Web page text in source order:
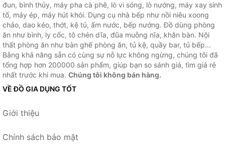
đun, bình thủy, máy pha cà phê, lò vi sóng, lò nướng, máy xay sinh
tố, máy ép, máy hút khói. Dụng cụ nhà bếp như nồi niêu xoong
chảo, dao kéo, thớt, kệ tủ, ấm nước, bếp nướng. Đồ dùng phòng
ăn như bình, ly cốc, tô chén dĩa, đũa muỗng nĩa, khăn bàn. Nội
thất phòng ăn như bàn ghế phòng ăn, tủ kệ, quầy bar, tủ bếp...
Bằng khả năng sẵn có cùng sự nỗ lực không ngừng, chúng tôi đã
tổng hợp hơn 200000 sản phẩm, giúp bạn so sánh giá, tìm giá rẻ
nhất trước khi mua. Chúng tôi không bán hàng.
VỀ ĐỒ GIA DỤNG TỐT
Giới thiệu
Chính sách bảo mật